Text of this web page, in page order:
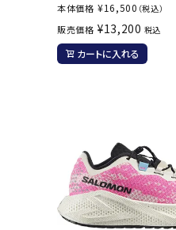
本体価格 ¥16,500 （税込）
販売価格 ¥13,200 税込
カートに入れる